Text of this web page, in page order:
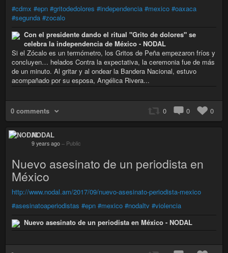
#cdmx #epn #gritodedolores #independencia #mexico #oaxaca
#segunda #zocalo
Con el presidente dando el ritual "Grito de dolores" se
celebra la independencia de México - NODAL
Si el Zócalo es un termómetro, los Gritos de Peña empezaron fríos y
concluyen… helados Contra la expectativa, la ceremonia fue de más
de un minuto. Al gritar y al ondear la Bandera Nacional, estuvo
acompañado por su esposa, Angélica Rivera...
0 comments 0 0 0
NODAL
9 years ago – Public
Nuevo asesinato de un periodista en
México
http://www.nodal.am/2017/09/nuevo-asesinato-periodista-mexico
#asesinatoaperiodistas #epn #mexico #nodaltv #violencia
Nuevo asesinato de un periodista en México - NODAL